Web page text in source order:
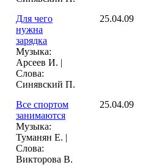
Для чего
нужна
зарядка
Музыка:
Арсеев И. |
Слова:
Синявский П.
25.04.09
Все спортом
занимаются
Музыка:
Туманян Е. |
Слова:
Викторова В.
25.04.09